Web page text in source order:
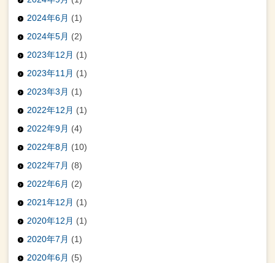
2024年6月 (1)
2024年5月 (2)
2023年12月 (1)
2023年11月 (1)
2023年3月 (1)
2022年12月 (1)
2022年9月 (4)
2022年8月 (10)
2022年7月 (8)
2022年6月 (2)
2021年12月 (1)
2020年12月 (1)
2020年7月 (1)
2020年6月 (5)